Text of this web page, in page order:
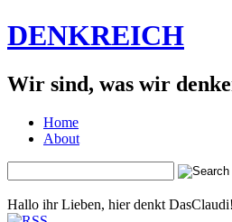
DENKREICH
Wir sind, was wir
Home
About
Hallo ihr Lieben, hier denkt